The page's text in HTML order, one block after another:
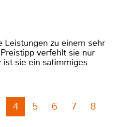
Leistungen zu einem sehr
verfehlt sie nur
ist sie ein satimmiges
4 5 6 7
8